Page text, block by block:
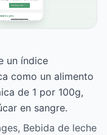
un índice
como un alimento
de 1 por 100g,
en sangre.
Bebida de leche